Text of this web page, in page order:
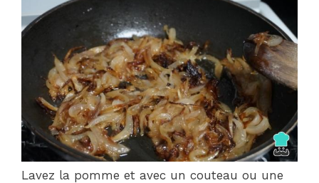
Lavez la pomme et avec un couteau ou une